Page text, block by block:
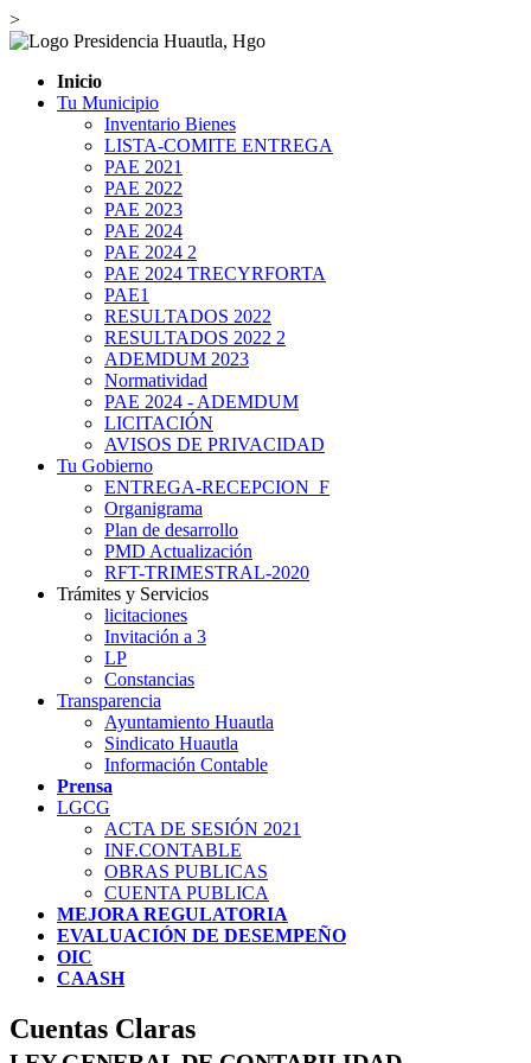
>
Inicio
Tu Municipio
Inventario Bienes
LISTA-COMITE ENTREGA
PAE 2021
PAE 2022
PAE 2023
PAE 2024
PAE 2024 2
PAE 2024 TRECYRFORTA
PAE1
RESULTADOS 2022
RESULTADOS 2022 2
ADEMDUM 2023
Normatividad
PAE 2024 - ADEMDUM
LICITACIÓN
AVISOS DE PRIVACIDAD
Tu Gobierno
ENTREGA-RECEPCION_F
Organigrama
Plan de desarrollo
PMD Actualización
RFT-TRIMESTRAL-2020
Trámites y Servicios
licitaciones
Invitación a 3
LP
Constancias
Transparencia
Ayuntamiento Huautla
Sindicato Huautla
Información Contable
Prensa
LGCG
ACTA DE SESIÓN 2021
INF.CONTABLE
OBRAS PUBLICAS
CUENTA PUBLICA
MEJORA REGULATORIA
EVALUACIÓN DE DESEMPEÑO
OIC
CAASH
Cuentas Claras